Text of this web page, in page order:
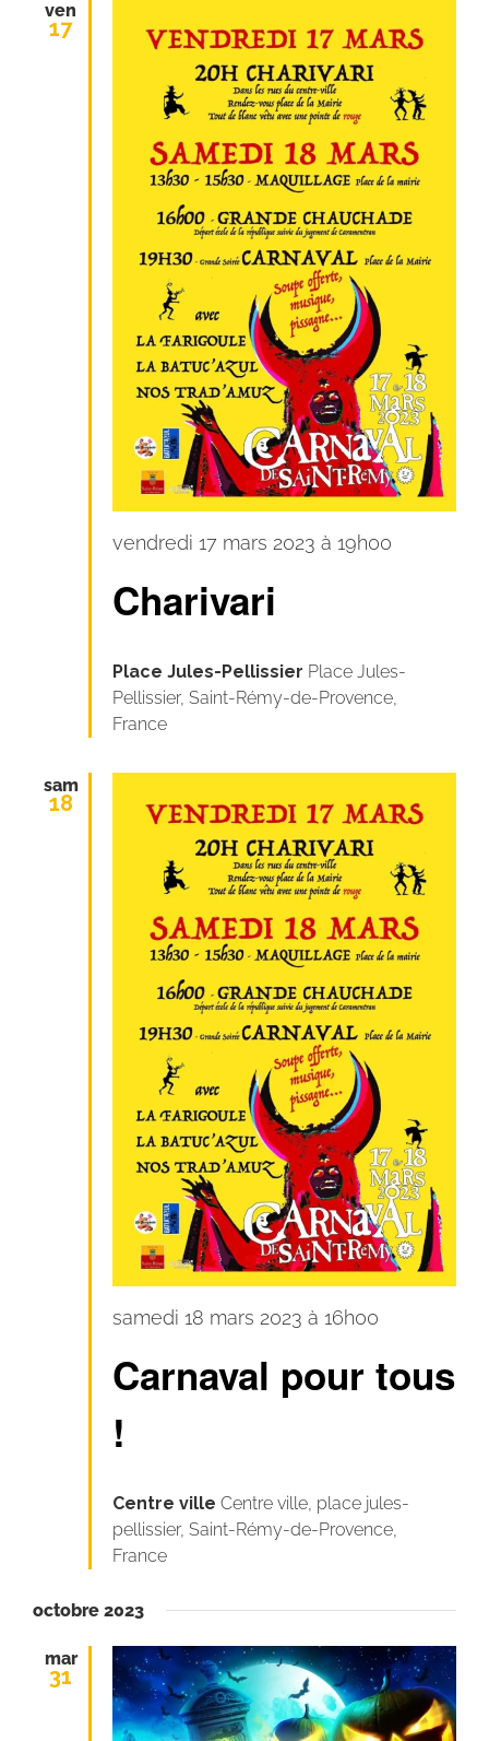
ven
17
Charivari
vendredi 17 mars 2023 à 19h00
Place Jules-Pellissier Place Jules-
Pellissier, Saint-Rémy-de-Provence,
France
sam
18
Carnaval pour tous
!
samedi 18 mars 2023 à 16h00
tous
Centre villeCentre ville, place jules-
pellissier, Saint-Rémy-de-Provence,
France
octobre 2023
mar
31